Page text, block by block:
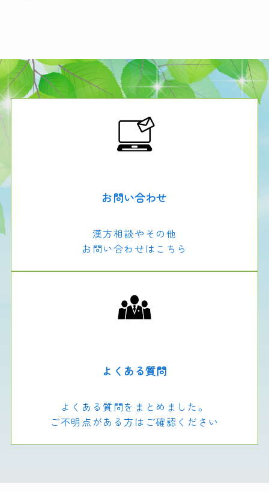
お問い合わせ
漢方相談やその他
お問い合わせはこちら
よくある質問
よくある質問をまとめました。
ご不明点がある方はご確認ください